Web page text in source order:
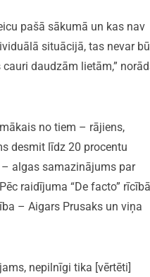
pašā sākumā un kas nav
situācijā, tas nevar
daudzām lietām,”
no tiem – rājiens,
desmit līdz 20 procentu
algas samazinājums par
raidījuma “De facto” rīcībā
– Aigars Prusaks un viņa
nepilnīgi tika [vērtēti]